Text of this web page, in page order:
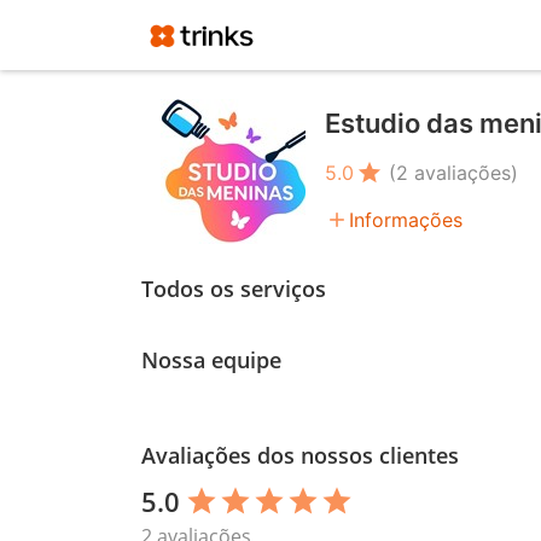
Estudio das
5.0 star (2 avaliações)
add Informações
Todos os serviços
Nossa equipe
Avaliações dos nossos clientes
5.0 star star star star star
2 avaliações